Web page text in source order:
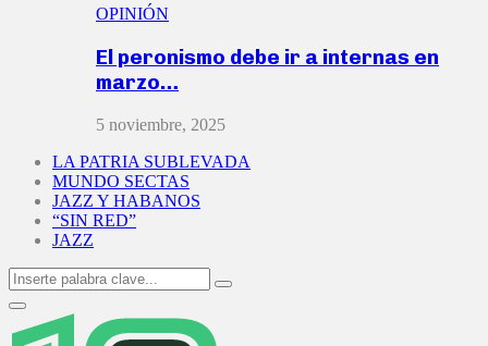
OPINIÓN
El peronismo debe ir a internas en
marzo…
5 noviembre, 2025
LA PATRIA SUBLEVADA
MUNDO SECTAS
JAZZ Y HABANOS
“SIN RED”
JAZZ
Search
for:
Search
Primary
Menu